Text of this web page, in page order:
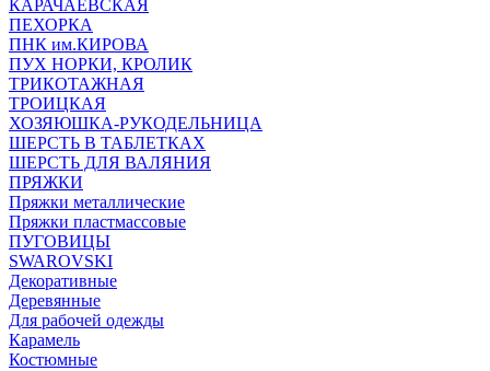
КАРАЧАЕВСКАЯ
ПЕХОРКА
ПНК им.КИРОВА
ПУХ НОРКИ, КРОЛИК
ТРИКОТАЖНАЯ
ТРОИЦКАЯ
ХОЗЯЮШКА-РУКОДЕЛЬНИЦА
ШЕРСТЬ В ТАБЛЕТКАХ
ШЕРСТЬ ДЛЯ ВАЛЯНИЯ
ПРЯЖКИ
Пряжки металлические
Пряжки пластмассовые
ПУГОВИЦЫ
SWAROVSKI
Декоративные
Деревянные
Для рабочей одежды
Карамель
Костюмные